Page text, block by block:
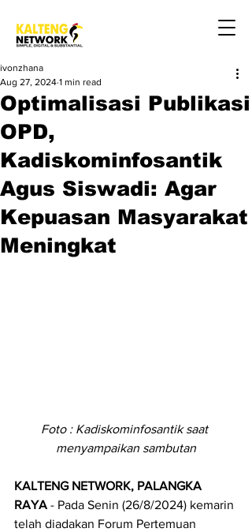
Optimalisasi Publikasi
OPD,
Kadiskominfosantik
Agus Siswadi: Agar
Kepuasan Masyarakat
Meningkat
ivonzhana
Aug 27, 2024 1 min read
Foto : Kadiskominfosantik saat
menyampaikan sambutan
KALTENG NETWORK, PALANGKA
RAYA - Pada Senin (26/8/2024) kemarin
telah diadakan Forum Pertemuan